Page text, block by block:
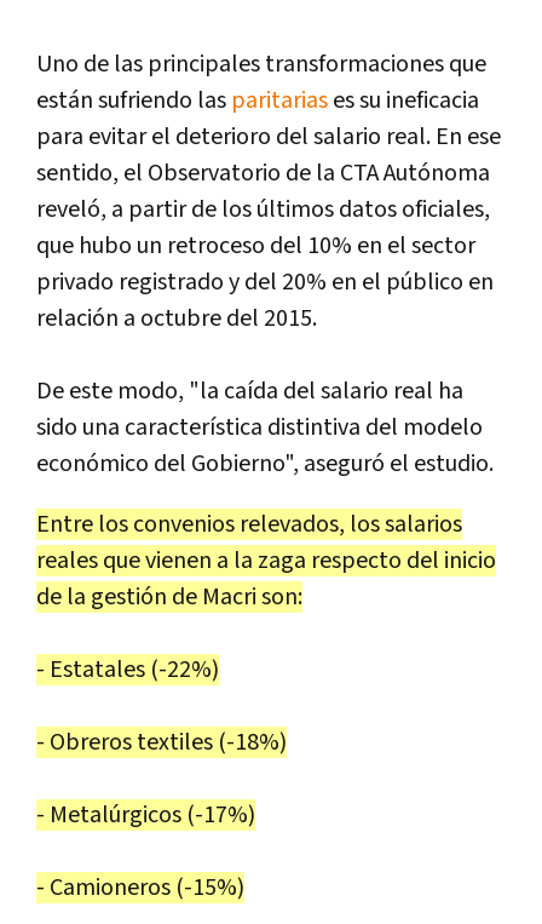
Uno de las principales transformaciones que
están sufriendo las paritariases su ineficacia
para evitar el deterioro del salario real. En ese
sentido, el Observatorio de la CTA Autónoma
reveló, a partir de los últimos datos oficiales,
que hubo un retroceso del 10% en el sector
privado registrado y del 20% en el público en
relación a octubre del 2015.
De este modo, "la caída del salario real ha
sido una característica distintiva del modelo
económico del Gobierno", aseguró el estudio.
Entre los convenios relevados, los salarios
reales que vienen a la zaga respecto del inicio
de la gestión de Macri son:
- Estatales (-22%)
- Obreros textiles (-18%)
- Metalúrgicos (-17%)
- Camioneros (-15%)